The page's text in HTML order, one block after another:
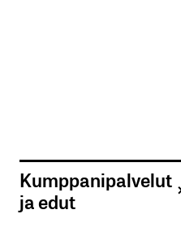
Kumppanipalvelut
ja edut